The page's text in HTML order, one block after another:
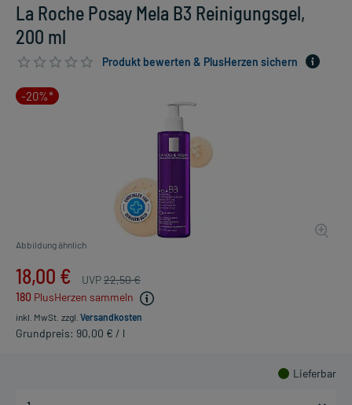
La Roche Posay Mela B3 Reinigungsgel,
200 ml
Produkt bewerten & PlusHerzen sichern
-20%*
Abbildung ähnlich
18,00 € UVP22,50 €
180 PlusHerzen sammeln
inkl. MwSt. zzgl. Versandkosten
Grundpreis: 90,00 € / l
Lieferbar